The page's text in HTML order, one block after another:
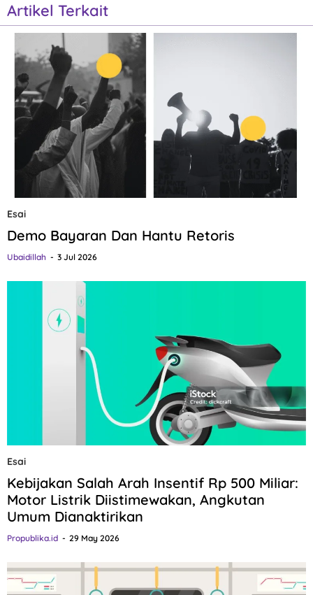
Artikel Terkait
Esai
Demo Bayaran Dan Hantu Retoris
Ubaidillah 3 Jul 2026
Esai
Kebijakan Salah Arah Insentif Rp 500 Miliar:
Motor Listrik Diistimewakan, Angkutan
Umum Dianaktirikan
Propublika.id 29 May 2026